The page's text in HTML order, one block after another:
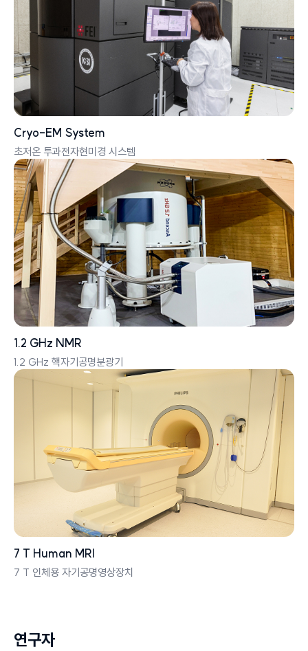
Cryo-EM System
초저온 투과전자현미경 시스템
1.2 GHz NMR
1.2 GHz 핵자기공명분광기
7 T Human MRI
7 T 인체용 자기공명영상장치
연구자